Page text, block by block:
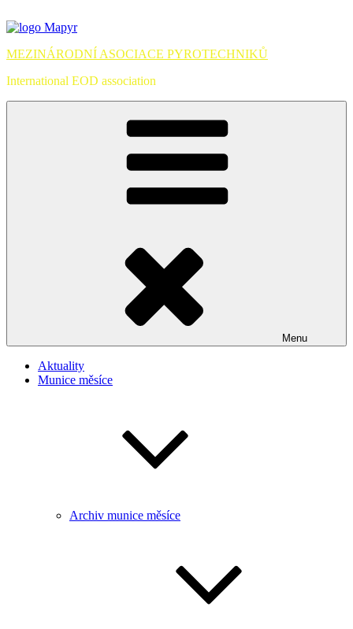
k
webu
MEZINÁRODNÍ ASOCIACE PYROTECHNIKŮ
International EOD association
Menu
Aktuality
Munice měsíce
Archiv munice měsíce